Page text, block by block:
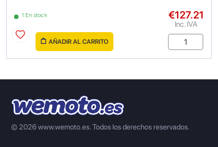
1 En stock €127.21
Inc. IVA
AÑADIR AL CARRITO
© 2026 www.wemoto.es.Todos los derechos reservados.